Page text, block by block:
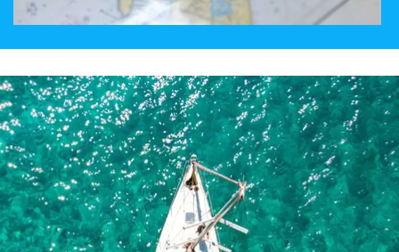
TROIS DESTINATIONS
CROATIE, ÉGYPTE, ITALIE, TURQUIE OU GRÈCE ?